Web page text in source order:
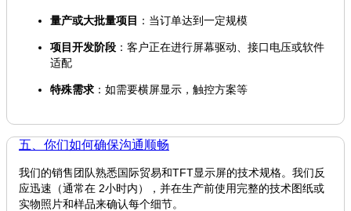
量产或大批量项目 ：当订单达到一定规模
项目开发阶段 ：客户正在进行屏幕驱动、接口电压或软件
适配
特殊需求 ：如需要横屏显示，触控方案等
五、你们如何确保沟通顺畅
我们的销售团队熟悉国际贸易和TFT显示屏的技术规格。我们反
应迅速（通常在 2小时内），并在生产前使用完整的技术图纸或
实物照片和样品来确认每个细节。